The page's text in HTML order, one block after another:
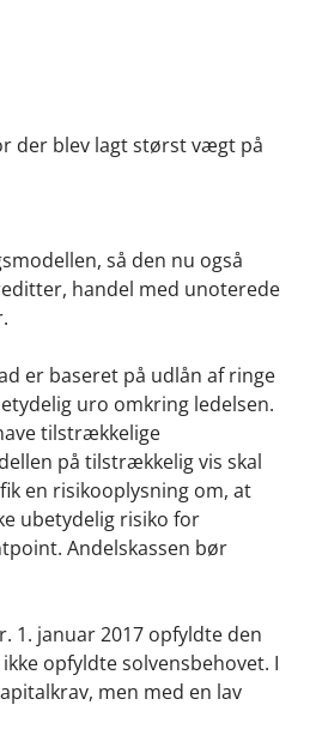
der blev lagt størst vægt på
så den nu også
handel med unoterede
er baseret på udlån af ringe
uro omkring ledelsen.
tilstrækkelige
på tilstrækkelig vis skal
en risikooplysning om, at
ubetydelig risiko for
Andelskassen bør
1. januar 2017 opfyldte den
opfyldte solvensbehovet. I
men med en lav